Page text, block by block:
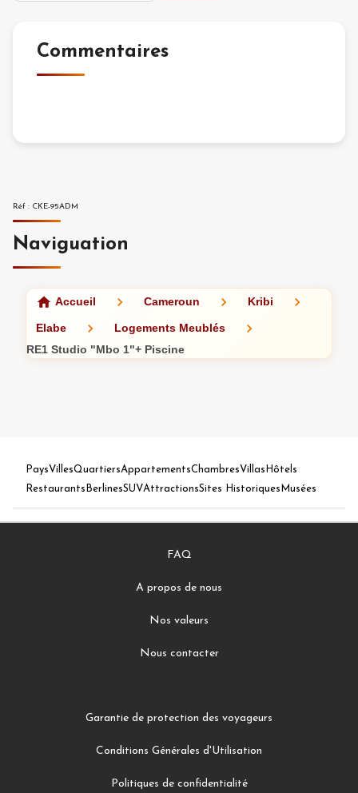
Commentaires
Réf : CKE-95ADM
Naviguation
Accueil Cameroun Kribi
Elabe
Logements Meublés
RE1 Studio "Mbo 1"+ Piscine
PaysVillesQuartiersAppartementsChambresVillas Hôtels
Restaurants BerlinesSUVAttractionsSites Historiques Musées
FAQ
A propos de nous
Nos valeurs
Nous contacter
Garantie de protection des voyageurs
Conditions Générales d'Utilisation
Politiques de confidentialité